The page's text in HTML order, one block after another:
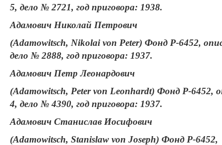
5, дело № 2721, год приговора: 1938.
Адамович Николай Петрович
(Adamowitsch, Nikolai von Peter) Фонд Р-6452,
дело № 2888, год приговора: 1937.
Адамович Петр Леонардович
(Adamowitsch, Peter von Leonhardt) Фонд Р-6452,
4, дело № 4390, год приговора: 1937.
Адамович Станислав Иосифович
(Adamowitsch, Stanislaw von Joseph) Фонд Р-6452,